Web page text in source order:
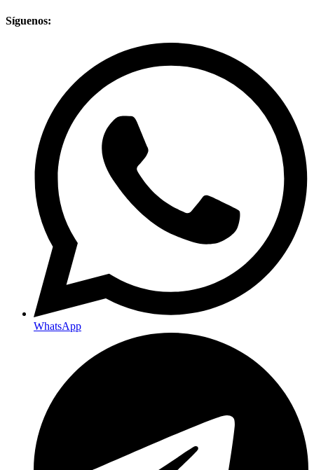
Síguenos:
WhatsApp